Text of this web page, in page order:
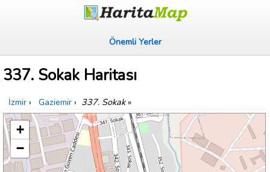
Önemli Yerler
337. Sokak Haritası
İzmir › Gaziemir › 337. Sokak»
+
−